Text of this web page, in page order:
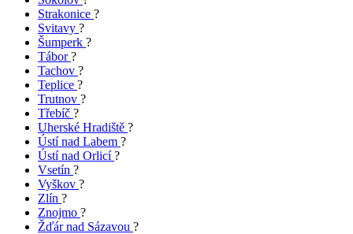
Strakonice ?
Svitavy ?
Šumperk ?
Tábor?
Tachov ?
Teplice ?
Trutnov ?
Třebíč ?
Uherské Hradiště ?
Ústí nad Labem ?
Ústí nad Orlicí?
Vsetín ?
Vyškov ?
Zlín ?
Znojmo ?
Žďár nad Sázavou ?